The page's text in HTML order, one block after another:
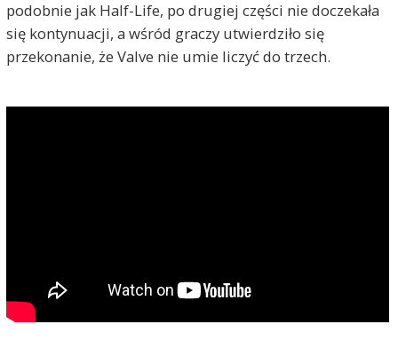
podobnie jak Half-Life, po drugiej części nie doczekała
się kontynuacji, a wśród graczy utwierdziło się
przekonanie, że Valve nie umie liczyć do trzech.